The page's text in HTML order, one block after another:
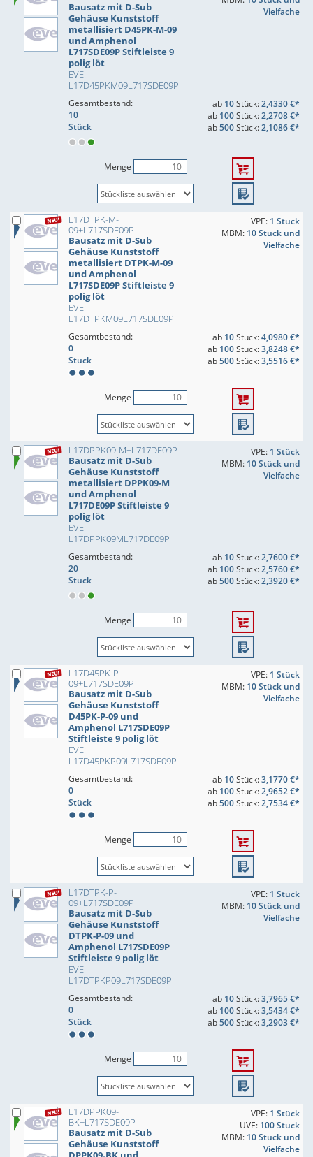
Bausatz mit D-Sub
Gehäuse Kunststoff
metallisiert D45PK-M-09
und Amphenol
L717SDE09P Stiftleiste 9
polig löt
EVE:
L17D45PKM09L717SDE09P
Vielfache
Gesamtbestand:
10
Stück
ab 10Stück:2,4330 €*
ab 100Stück:2,2708 €*
ab500Stück:2,1086 €*
Menge
L17DTPK-M-
09+L717SDE09P
Bausatz mit D-Sub
Gehäuse Kunststoff
metallisiert DTPK-M-09
und Amphenol
L717SDE09P Stiftleiste 9
polig löt
EVE:
L17DTPKM09L717SDE09P
VPE: 1 Stück
MBM: 10 Stück und
Vielfache
Gesamtbestand:
0
Stück
ab 10Stück:4,0980 €*
ab 100Stück:3,8248 €*
ab500Stück:3,5516 €*
Menge
L17DPPK09-M+L717DE09P
Bausatz mit D-Sub
Gehäuse Kunststoff
metallisiert DPPK09-M
und Amphenol
L717DE09P Stiftleiste 9
polig löt
EVE:
L17DPPK09ML717DE09P
VPE: 1 Stück
MBM: 10 Stück und
Vielfache
Gesamtbestand:
20
Stück
ab 10Stück:2,7600 €*
ab 100Stück:2,5760 €*
ab500Stück:2,3920 €*
Menge
L17D45PK-P-
09+L717SDE09P
Bausatz mit D-Sub
Gehäuse Kunststoff
D45PK-P-09 und
Amphenol L717SDE09P
Stiftleiste 9 polig löt
EVE:
L17D45PKP09L717SDE09P
VPE: 1 Stück
MBM: 10 Stück und
Vielfache
Gesamtbestand:
0
Stück
ab 10Stück:3,1770 €*
ab 100Stück:2,9652 €*
ab500Stück:2,7534 €*
Menge
L17DTPK-P-
09+L717SDE09P
Bausatz mit D-Sub
Gehäuse Kunststoff
DTPK-P-09 und
Amphenol L717SDE09P
Stiftleiste 9 polig löt
EVE:
L17DTPKP09L717SDE09P
VPE: 1 Stück
MBM: 10 Stück und
Vielfache
Gesamtbestand:
0
Stück
ab 10Stück:3,7965 €*
ab 100Stück:3,5434 €*
ab500Stück:3,2903 €*
Menge
L17DPPK09-
BK+L717SDE09P
Bausatz mit D-Sub
Gehäuse Kunststoff
VPE: 1 Stück
UVE: 100 Stück
MBM: 10 Stück und
Vielfache